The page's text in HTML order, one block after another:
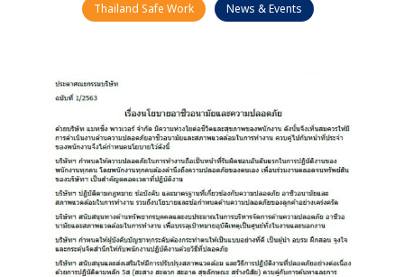
Thailand Safe Work News & Events